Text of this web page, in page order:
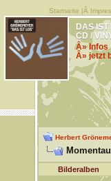
Startseite |Â
DAS IST
CD /
Â» Infos
Â» jetzt
Herbert
Bilderalben